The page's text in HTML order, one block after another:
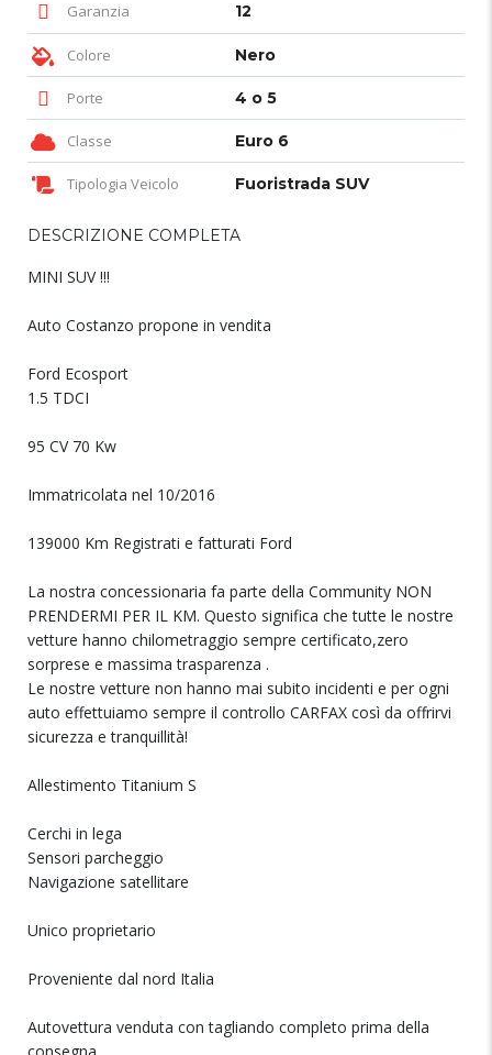
Garanzia 12
Colore Nero
Porte 4 o 5
Classe Euro 6
Tipologia Veicolo Fuoristrada SUV
DESCRIZIONE COMPLETA
MINI SUV !!!
Auto Costanzo propone in vendita
Ford Ecosport
1.5 TDCI
95 CV 70 Kw
Immatricolata nel 10/2016
139000 Km Registrati e fatturati Ford
La nostra concessionaria fa parte della Community NON
PRENDERMI PER IL KM. Questo significa che tutte le nostre
vetture hanno chilometraggio sempre certificato,zero
sorprese e massima trasparenza .
Le nostre vetture non hanno mai subito incidenti e per ogni
auto effettuiamo sempre il controllo CARFAX così da offrirvi
sicurezza e tranquillità!
Allestimento Titanium S
Cerchi in lega
Sensori parcheggio
Navigazione satellitare
Unico proprietario
Proveniente dal nord Italia
Autovettura venduta con tagliando completo prima della
consegna